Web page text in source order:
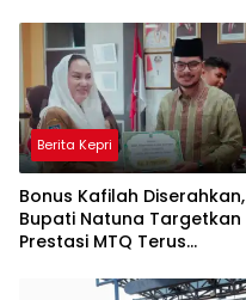
Berita Kepri
Bonus Kafilah Diserahkan,
Bupati Natuna Targetkan
Prestasi MTQ Terus